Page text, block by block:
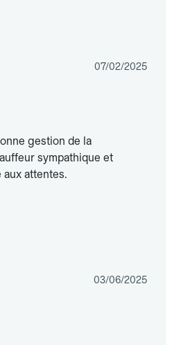
07/02/2025
gestion de la
sympathique et
attentes.
03/06/2025